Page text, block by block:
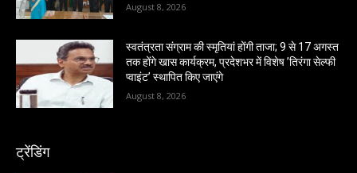
August 8, 2026
स्वतंत्रता संग्राम की स्मृतियां होंगी ताजा; 9 से 17 अगस्त
तक होंगे खास कार्यक्रम, प्रदेशभर में विशेष ’तिरंगा सेल्फी
प्वाइंट’ स्थापित किए जाएंगे
August 8, 2026
ट्रेंडिंग